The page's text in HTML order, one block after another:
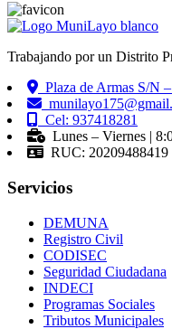
Trabajando por un Distrito
Plaza de Armas S/N
Cel: 937418281
Lunes – Viernes |
RUC: 20209488419
Servicios
DEMUNA
Registro Civil
CODISEC
Seguridad Ciudadana
INDECI
Programas Sociales
Tributos Municipales